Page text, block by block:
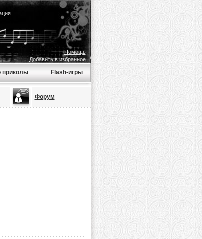
Помощь
Добавить в избранное
приколы Flash-игры
Форум